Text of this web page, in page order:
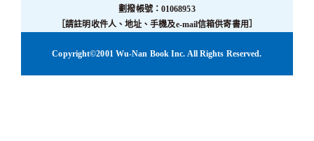
劃撥帳號：01068953
［請註明收件人、地址、手機及e-mail信箱供寄書用］
Copyright©2001 Wu-Nan Book Inc. All Rights Reserved.